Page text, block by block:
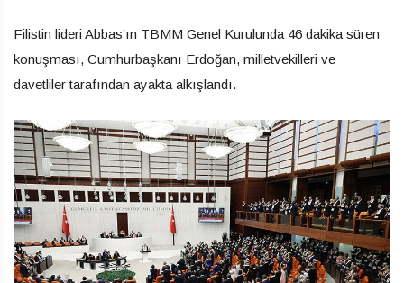
Filistin lideri Abbas’ın TBMM Genel Kurulunda 46 dakika süren
konuşması, Cumhurbaşkanı Erdoğan, milletvekilleri ve
davetliler tarafından ayakta alkışlandı.